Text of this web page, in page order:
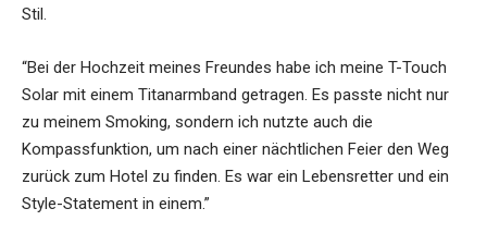
Stil.
“Bei der Hochzeit meines Freundes habe ich meine T-Touch
Solar mit einem Titanarmband getragen. Es passte nicht nur
zu meinem Smoking, sondern ich nutzte auch die
Kompassfunktion, um nach einer nächtlichen Feier den Weg
zurück zum Hotel zu finden. Es war ein Lebensretter und ein
Style-Statement in einem.”